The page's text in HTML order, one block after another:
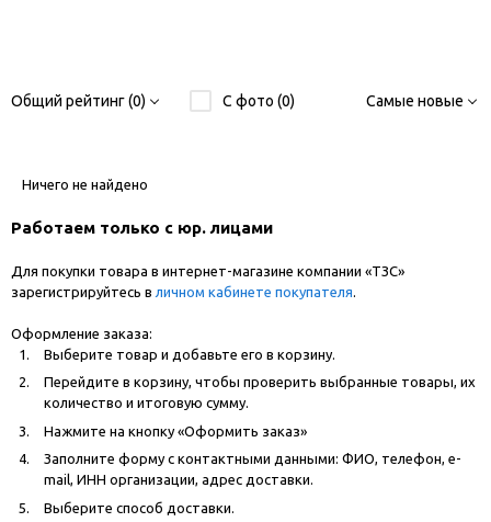
Общий рейтинг (0) С фото (0) Самые новые
Ничего не найдено
Работаем только с юр. лицами
Для покупки товара в интернет-магазине компании «ТЗС»
зарегистрируйтесь в личном кабинете покупателя
Оформление заказа:
Выберите товар и добавьте его в корзину.
Перейдите в корзину, чтобы проверить выбранные товары, их
количество и итоговую сумму.
Нажмите на кнопку «Оформить заказ»
Заполните форму с контактными данными: ФИО, телефон, e-
mail, ИНН организации, адрес доставки.
Выберите способ доставки.